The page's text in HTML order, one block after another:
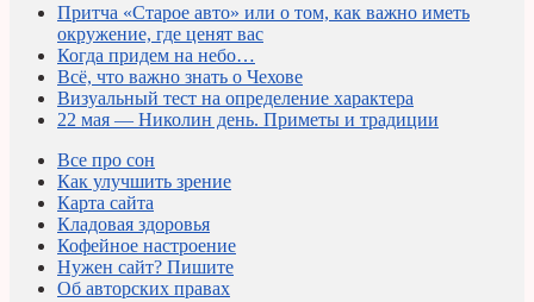
Притча «Старое авто» или о том, как важно иметь
окружение, где ценят вас
Когда придем на небо…
Всё, что важно знать о Чехове
Визуальный тест на определение характера
22 мая — Николин день. Приметы и традиции
Все про сон
Как улучшить зрение
Карта сайта
Кладовая здоровья
Кофейное настроение
Нужен сайт? Пишите
Об авторских правах